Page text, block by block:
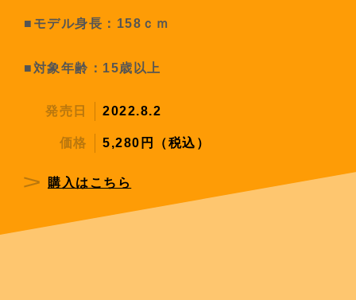
■モデル身長：158ｃｍ
■対象年齢：15歳以上
発売日 2022.8.2
価格 5,280円（税込）
購入はこちら